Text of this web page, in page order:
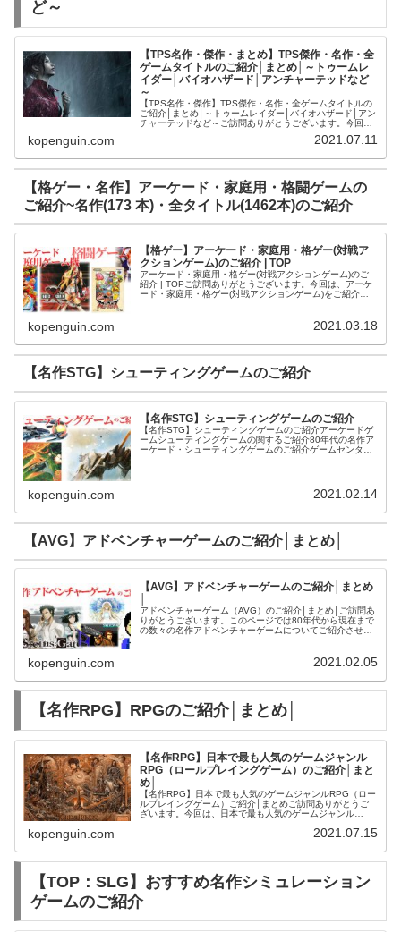
ど～
【TPS名作・傑作・まとめ】TPS傑作・名作・全
ゲームタイトルのご紹介│まとめ│～トゥームレ
イダー│バイオハザード│アンチャーテッドなど
～
【TPS名作・傑作】TPS傑作・名作・全ゲームタイトルの
ご紹介│まとめ│～トゥームレイダー│バイオハザード│アン
チャーテッドなど～ご訪問ありがとうございます。今回
kopenguin.com 2021.07.11
【格ゲー・名作】アーケード・家庭用・格闘ゲームの
ご紹介~名作(173 本)・全タイトル(1462本)のご紹介
【格ゲー】アーケード・家庭用・格ゲー(対戦ア
クションゲーム)のご紹介 | TOP
アーケード・家庭用・格ゲー(対戦アクションゲーム)のご
紹介 | TOPご訪問ありがとうございます。今回は、アーケ
ード・家庭用・格ゲー(対戦アクションゲーム)をご紹介さ
kopenguin.com 2021.03.18
【名作STG】シューティングゲームのご紹介
【名作STG】シューティングゲームのご紹介
【名作STG】シューティングゲームのご紹介アーケードゲ
ームシューティングゲームの関するご紹介80年代の名作ア
ーケード・シューティングゲームのご紹介ゲームセンター
kopenguin.com 2021.02.14
【AVG】アドベンチャーゲームのご紹介│まとめ│
【AVG】アドベンチャーゲームのご紹介│まとめ
アドベンチャーゲーム（AVG）のご紹介│まとめ│ご訪問あ
りがとうございます。このページでは80年代から現在まで
の数々の名作アドベンチャーゲームについてご紹介させて
kopenguin.com 2021.02.05
【名作RPG】RPGのご紹介│まとめ│
【名作RPG】日本で最も人気のゲームジャンル
RPG（ロールプレイングゲーム）のご紹介│まと
め│
【名作RPG】日本で最も人気のゲームジャンルRPG（ロー
ルプレイングゲーム）ご紹介│まとめご訪問ありがとうご
ざいます。今回は、日本で最も人気のゲームジャンル
kopenguin.com 2021.07.15
【TOP：SLG】おすすめ名作シミュレーション
ゲームのご紹介